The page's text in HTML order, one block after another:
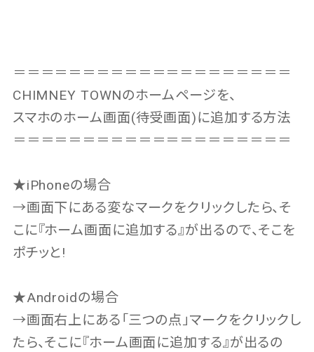
＝＝＝＝＝＝＝＝＝＝＝＝＝＝＝＝＝＝＝＝
CHIMNEY TOWNのホームページを、
スマホのホーム画面(待受画面)に追加する方法
＝＝＝＝＝＝＝＝＝＝＝＝＝＝＝＝＝＝＝＝
★iPhoneの場合
→画面下にある変なマークをクリックしたら、そ
こに『ホーム画面に追加する』が出るので、そこを
ポチッと!
★Androidの場合
→画面右上にある「三つの点」マークをクリックし
たら、そこに『ホーム画面に追加する』が出るの